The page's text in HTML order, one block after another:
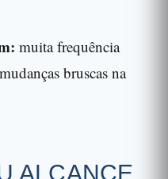
muita frequência
bruscas na
ALCANCE